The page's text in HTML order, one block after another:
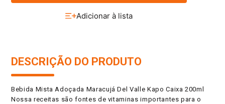
DESCRIÇÃO DO PRODUTO
Bebida Mista Adoçada Maracujá Del Valle Kapo Caixa 200ml
Nossa receitas são fontes de vitaminas importantes para o